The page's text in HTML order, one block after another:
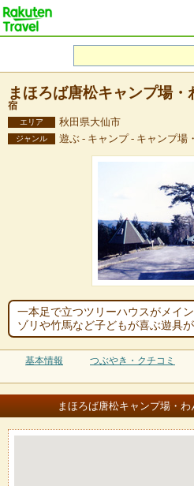
まほろば唐松キャンプ場・
宿
エリア 秋田県大仙市
ジャンル 遊ぶ - キャンプ - キャンプ場
一本足で立つツリーハウスがメイ
ゾリや竹馬など子どもが喜ぶ遊具が
基本情報 つぶやき・クチコミ
まほろば唐松キャンプ場・